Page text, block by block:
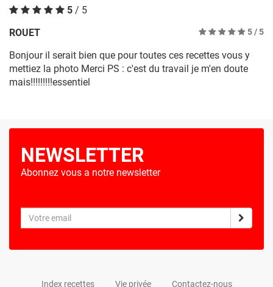
5 / 5
ROUET
5/ 5
Bonjour il serait bien que pour toutes ces recettes vous y
mettiez la photo Merci PS : c'est du travail je m'en doute
mais!!!!!!!!!essentiel
NEWSLETTER
Abonnez vous a notre newsletter
Index recettes Vie privée Contactez-nous